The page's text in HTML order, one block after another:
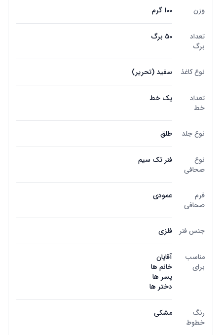
وزن 100 گرم
تعداد
برگ
50 برگ
نوع کاغذ سفید (تحریر)
تعداد
خط
یک خط
نوع جلد طلق
نوع
صحافی
فنر تک سیم
فرم
صحافی
عمودی
جنس فنر فلزی
مناسب
برای
آقایان
خانم ها
پسر ها
دختر ها
رنگ
خطوط
مشکی